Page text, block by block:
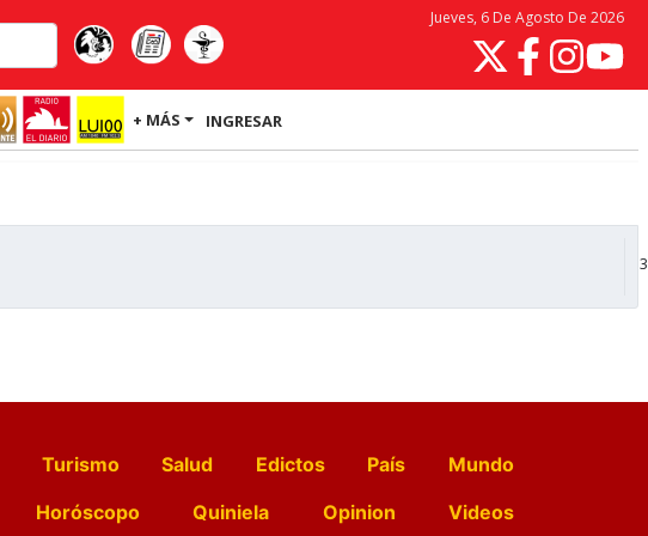
Jueves, 6 De Agosto De 2026
+ MÁS INGRESAR
Turismo Salud Edictos País
Mundo
Horóscopo Quiniela Opinion Videos